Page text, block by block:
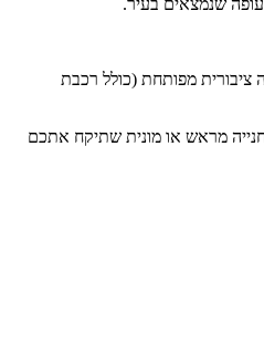
ציבורית מפותחת (כולל רכבת
רצוי ומומלץ להזמין חנייה מראש או מונית שתיקח אתכם